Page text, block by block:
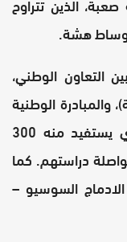
التعاون الوطني،
والمبادرة الوطنية
للتنمية البشرية، وبلدية ابن جرير، والذي يستفيد منه 300
دراستهم. كما
السوسيو –